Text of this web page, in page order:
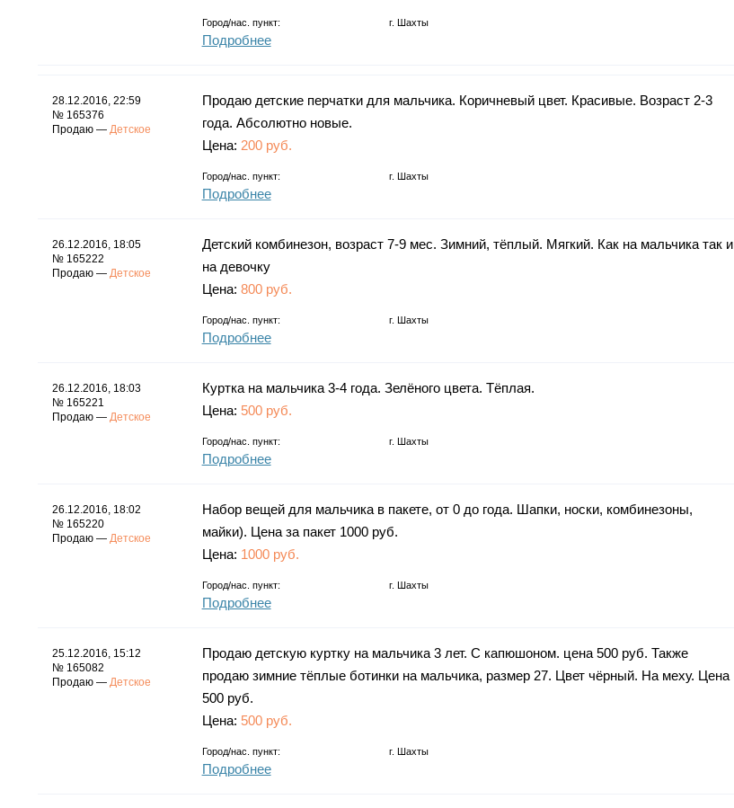
Город/нас. пункт: г. Шахты
Подробнее
28.12.2016, 22:59
№ 165376
Продаю — Детское
Продаю детские перчатки для мальчика. Коричневый цвет. Красивые. Возраст 2-3
года. Абсолютно новые.
Цена: 200 руб.
Город/нас. пункт: г. Шахты
Подробнее
26.12.2016, 18:05
№ 165222
Продаю — Детское
Детский комбинезон, возраст 7-9 мес. Зимний, тёплый. Мягкий. Как на мальчика так и
на девочку
Цена: 800 руб.
Город/нас. пункт: г. Шахты
Подробнее
26.12.2016, 18:03
№ 165221
Продаю — Детское
Куртка на мальчика 3-4 года. Зелёного цвета. Тёплая.
Цена: 500 руб.
Город/нас. пункт: г. Шахты
Подробнее
26.12.2016, 18:02
№ 165220
Продаю — Детское
Набор вещей для мальчика в пакете, от 0 до года. Шапки, носки, комбинезоны,
майки). Цена за пакет 1000 руб.
Цена: 1000 руб.
Город/нас. пункт: г. Шахты
Подробнее
25.12.2016, 15:12
№ 165082
Продаю — Детское
Продаю детскую куртку на мальчика 3 лет. С капюшоном. цена 500 руб. Также
продаю зимние тёплые ботинки на мальчика, размер 27. Цвет чёрный. На меху. Цена
500 руб.
Цена: 500 руб.
Город/нас. пункт: г. Шахты
Подробнее